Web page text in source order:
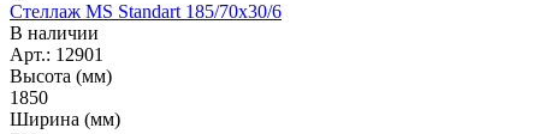
Стеллаж MS Standart 185/70х30/6
В наличии
Арт.: 12901
Высота (мм)
1850
Ширина (мм)